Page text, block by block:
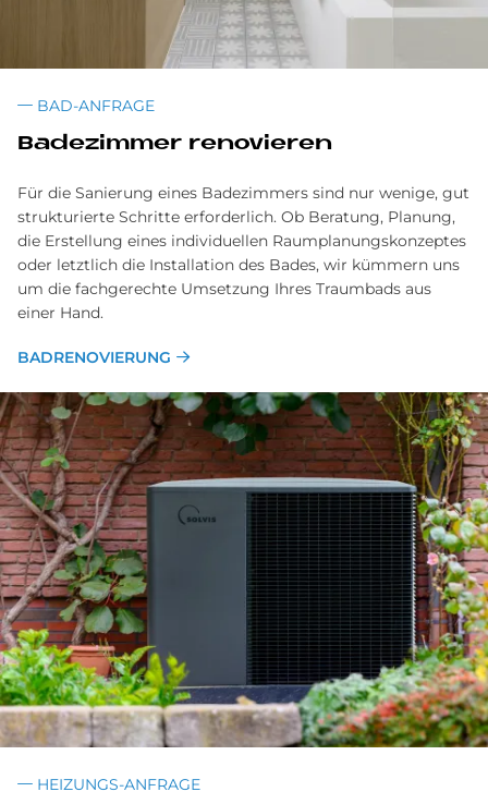
BAD-ANFRAGE
Badezimmer renovieren
Für die Sanierung eines Badezimmers sind nur wenige, gut
strukturierte Schritte erforderlich. Ob Beratung, Planung,
die Erstellung eines individuellen Raumplanungskonzeptes
oder letztlich die Installation des Bades, wir kümmern uns
um die fachgerechte Umsetzung Ihres Traumbads aus
einer Hand.
BADRENOVIERUNG
HEIZUNGS-ANFRAGE